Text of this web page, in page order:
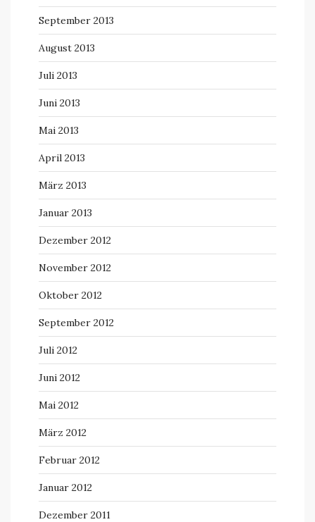
September 2013
August 2013
Juli 2013
Juni 2013
Mai 2013
April 2013
März 2013
Januar 2013
Dezember 2012
November 2012
Oktober 2012
September 2012
Juli 2012
Juni 2012
Mai 2012
März 2012
Februar 2012
Januar 2012
Dezember 2011